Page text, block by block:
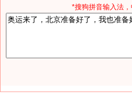
*搜狗拼音输入法